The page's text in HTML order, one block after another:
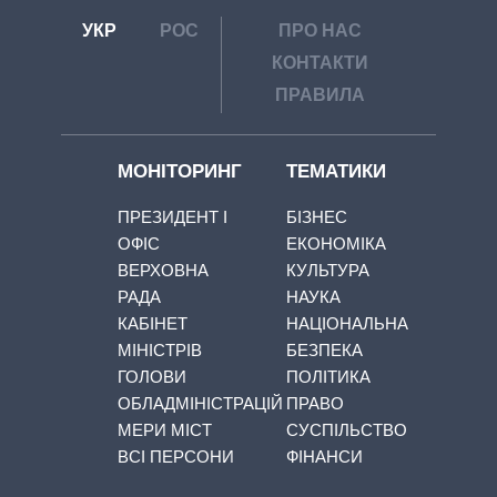
УКР РОС
ПРО НАС
КОНТАКТИ
ПРАВИЛА
МОНІТОРИНГ
ПРЕЗИДЕНТ І
ОФІС
ВЕРХОВНА
РАДА
КАБІНЕТ
МІНІСТРІВ
ГОЛОВИ
ОБЛАДМІНІСТРАЦІЙ
МЕРИ МІСТ
ВСІ ПЕРСОНИ
ТЕМАТИКИ
БІЗНЕС
ЕКОНОМІКА
КУЛЬТУРА
НАУКА
НАЦІОНАЛЬНА
БЕЗПЕКА
ПОЛІТИКА
ПРАВО
СУСПІЛЬСТВО
ФІНАНСИ